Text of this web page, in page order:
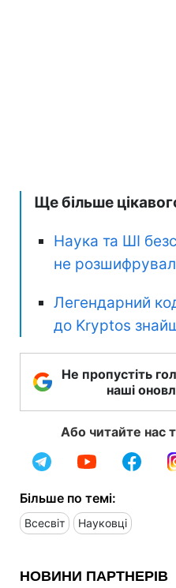
Ще більше
Наука та ШІ
не
Легендарний
до Kryptos
Не пропустіть
наші
Або читайте нас
Більше по темі:
Всесвіт Науковці